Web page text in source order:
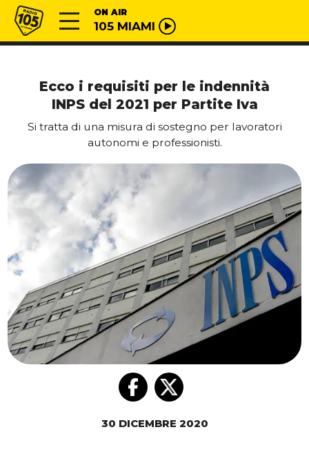
Vai al contenuto
Radio 105 ON AIR
105 MIAMI
Ecco i requisiti per le indennità
INPS del 2021 per Partite Iva
Si tratta di una misura di sostegno per lavoratori
autonomi e professionisti.
30 DICEMBRE 2020